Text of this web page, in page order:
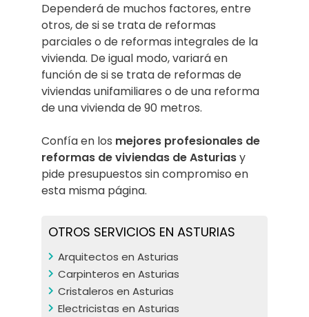
Dependerá de muchos factores, entre
otros, de si se trata de reformas
parciales o de reformas integrales de la
vivienda. De igual modo, variará en
función de si se trata de reformas de
viviendas unifamiliares o de una reforma
de una vivienda de 90 metros.
Confía en los mejores profesionales de
reformas de viviendas de Asturiasy
pide presupuestos sin compromiso en
esta misma página.
OTROS SERVICIOS EN ASTURIAS
Arquitectos en Asturias
Carpinteros en Asturias
Cristaleros en Asturias
Electricistas en Asturias